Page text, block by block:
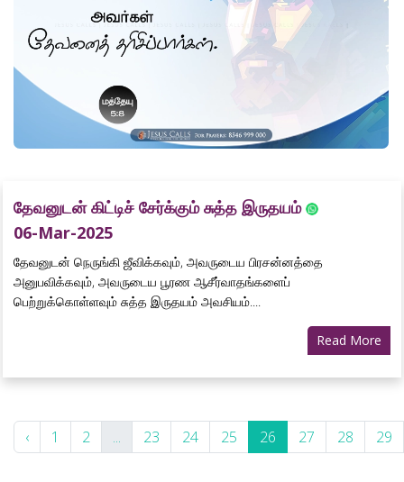
தேவனுடன் கிட்டிச் சேர்க்கும் சுத்த இருதயம்
06-Mar-2025
தேவனுடன் நெருங்கி ஜீவிக்கவும், அவருடைய பிரசன்னத்தை
அனுபவிக்கவும், அவருடைய பூரண ஆசீர்வாதங்களைப்
பெற்றுக்கொள்ளவும் சுத்த இருதயம் அவசியம்....
Read More
‹ 1 2 ... 23 24 25 26 27 28 29